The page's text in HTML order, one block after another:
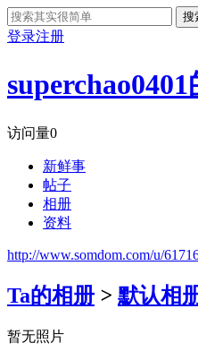
搜
登录注册
访问量0
新鲜事
帖子
相册
资料
http://www.somdom.com/u/
Ta的相册 > 默认相
暂无照片